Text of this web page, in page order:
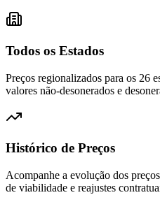
Todos os Estados
Preços regionalizados para os 26
valores não-desonerados e
Histórico de Preços
Acompanhe a evolução dos
de viabilidade e reajustes